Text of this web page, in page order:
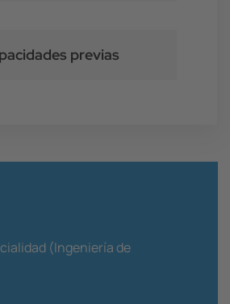
previas
(Ingeniería de